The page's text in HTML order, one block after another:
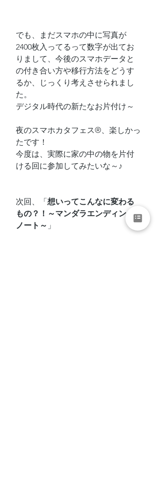
でも、まだスマホの中に写真が
2400枚入ってるって数字が出てお
りまして、今後のスマホデータと
の付き合い方や移行方法をどうす
るか、じっくり考えさせられまし
た。
デジタル時代の新たなお片付け～
夜のスマホカタフェス®、楽しかっ
たです！
今度は、実際に家の中の物を片付
ける回に参加してみたいな～♪
次回、「想いってこんなに変わる
もの？！～マンダラエンディング
ノート～ 」